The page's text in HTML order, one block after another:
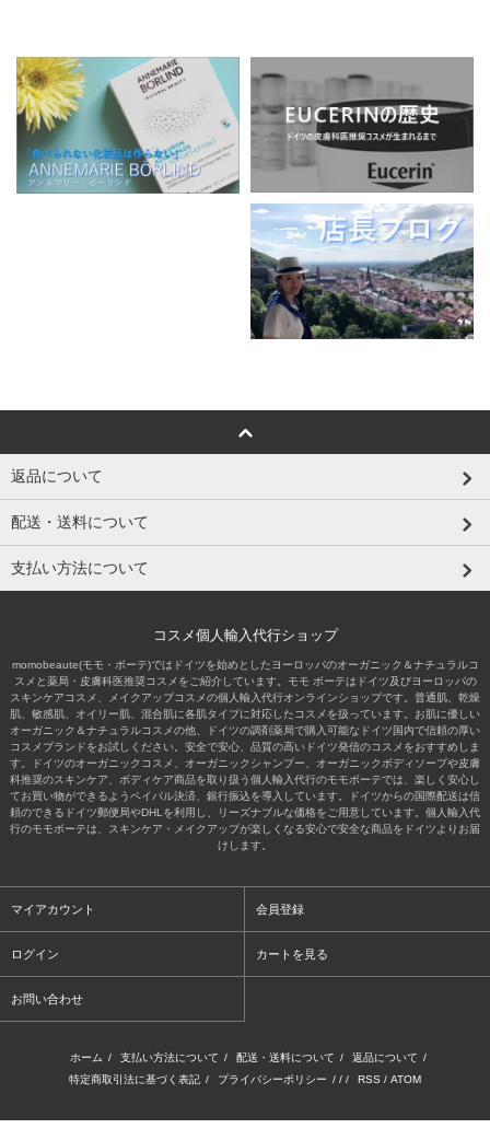
返品について
配送・送料について
支払い方法について
コスメ個人輸入代行ショップ
momobeaute(モモ・ボーテ)ではドイツを始めとしたヨーロッパのオーガニック＆ナチュラルコ
スメと薬局・皮膚科医推奨コスメをご紹介しています。モモ ボーテはドイツ及びヨーロッパの
スキンケアコスメ、メイクアップコスメの個人輸入代行オンラインショップです。普通肌、乾燥
肌、敏感肌、オイリー肌、混合肌に各肌タイプに対応したコスメを扱っています。お肌に優しい
オーガニック＆ナチュラルコスメの他、ドイツの調剤薬局で購入可能なドイツ国内で信頼の厚い
コスメブランドをお試しください。安全で安心、品質の高いドイツ発信のコスメをおすすめしま
す。ドイツのオーガニックコスメ、オーガニックシャンプー、オーガニックボディソープや皮膚
科推奨のスキンケア、ボディケア商品を取り扱う個人輸入代行のモモボーテでは、楽しく安心し
てお買い物ができるようペイパル決済、銀行振込を導入しています。ドイツからの国際配送は信
頼のできるドイツ郵便局やDHLを利用し、リーズナブルな価格をご用意しています。個人輸入代
行のモモボーテは、スキンケア・メイクアップが楽しくなる安心で安全な商品をドイツよりお届
けします。
マイアカウント 会員登録
ログイン カートを見る
お問い合わせ
ホーム / 支払い方法について / 配送・送料について / 返品について /
特定商取引法に基づく表記 / プライバシーポリシー / / / RSS / ATOM